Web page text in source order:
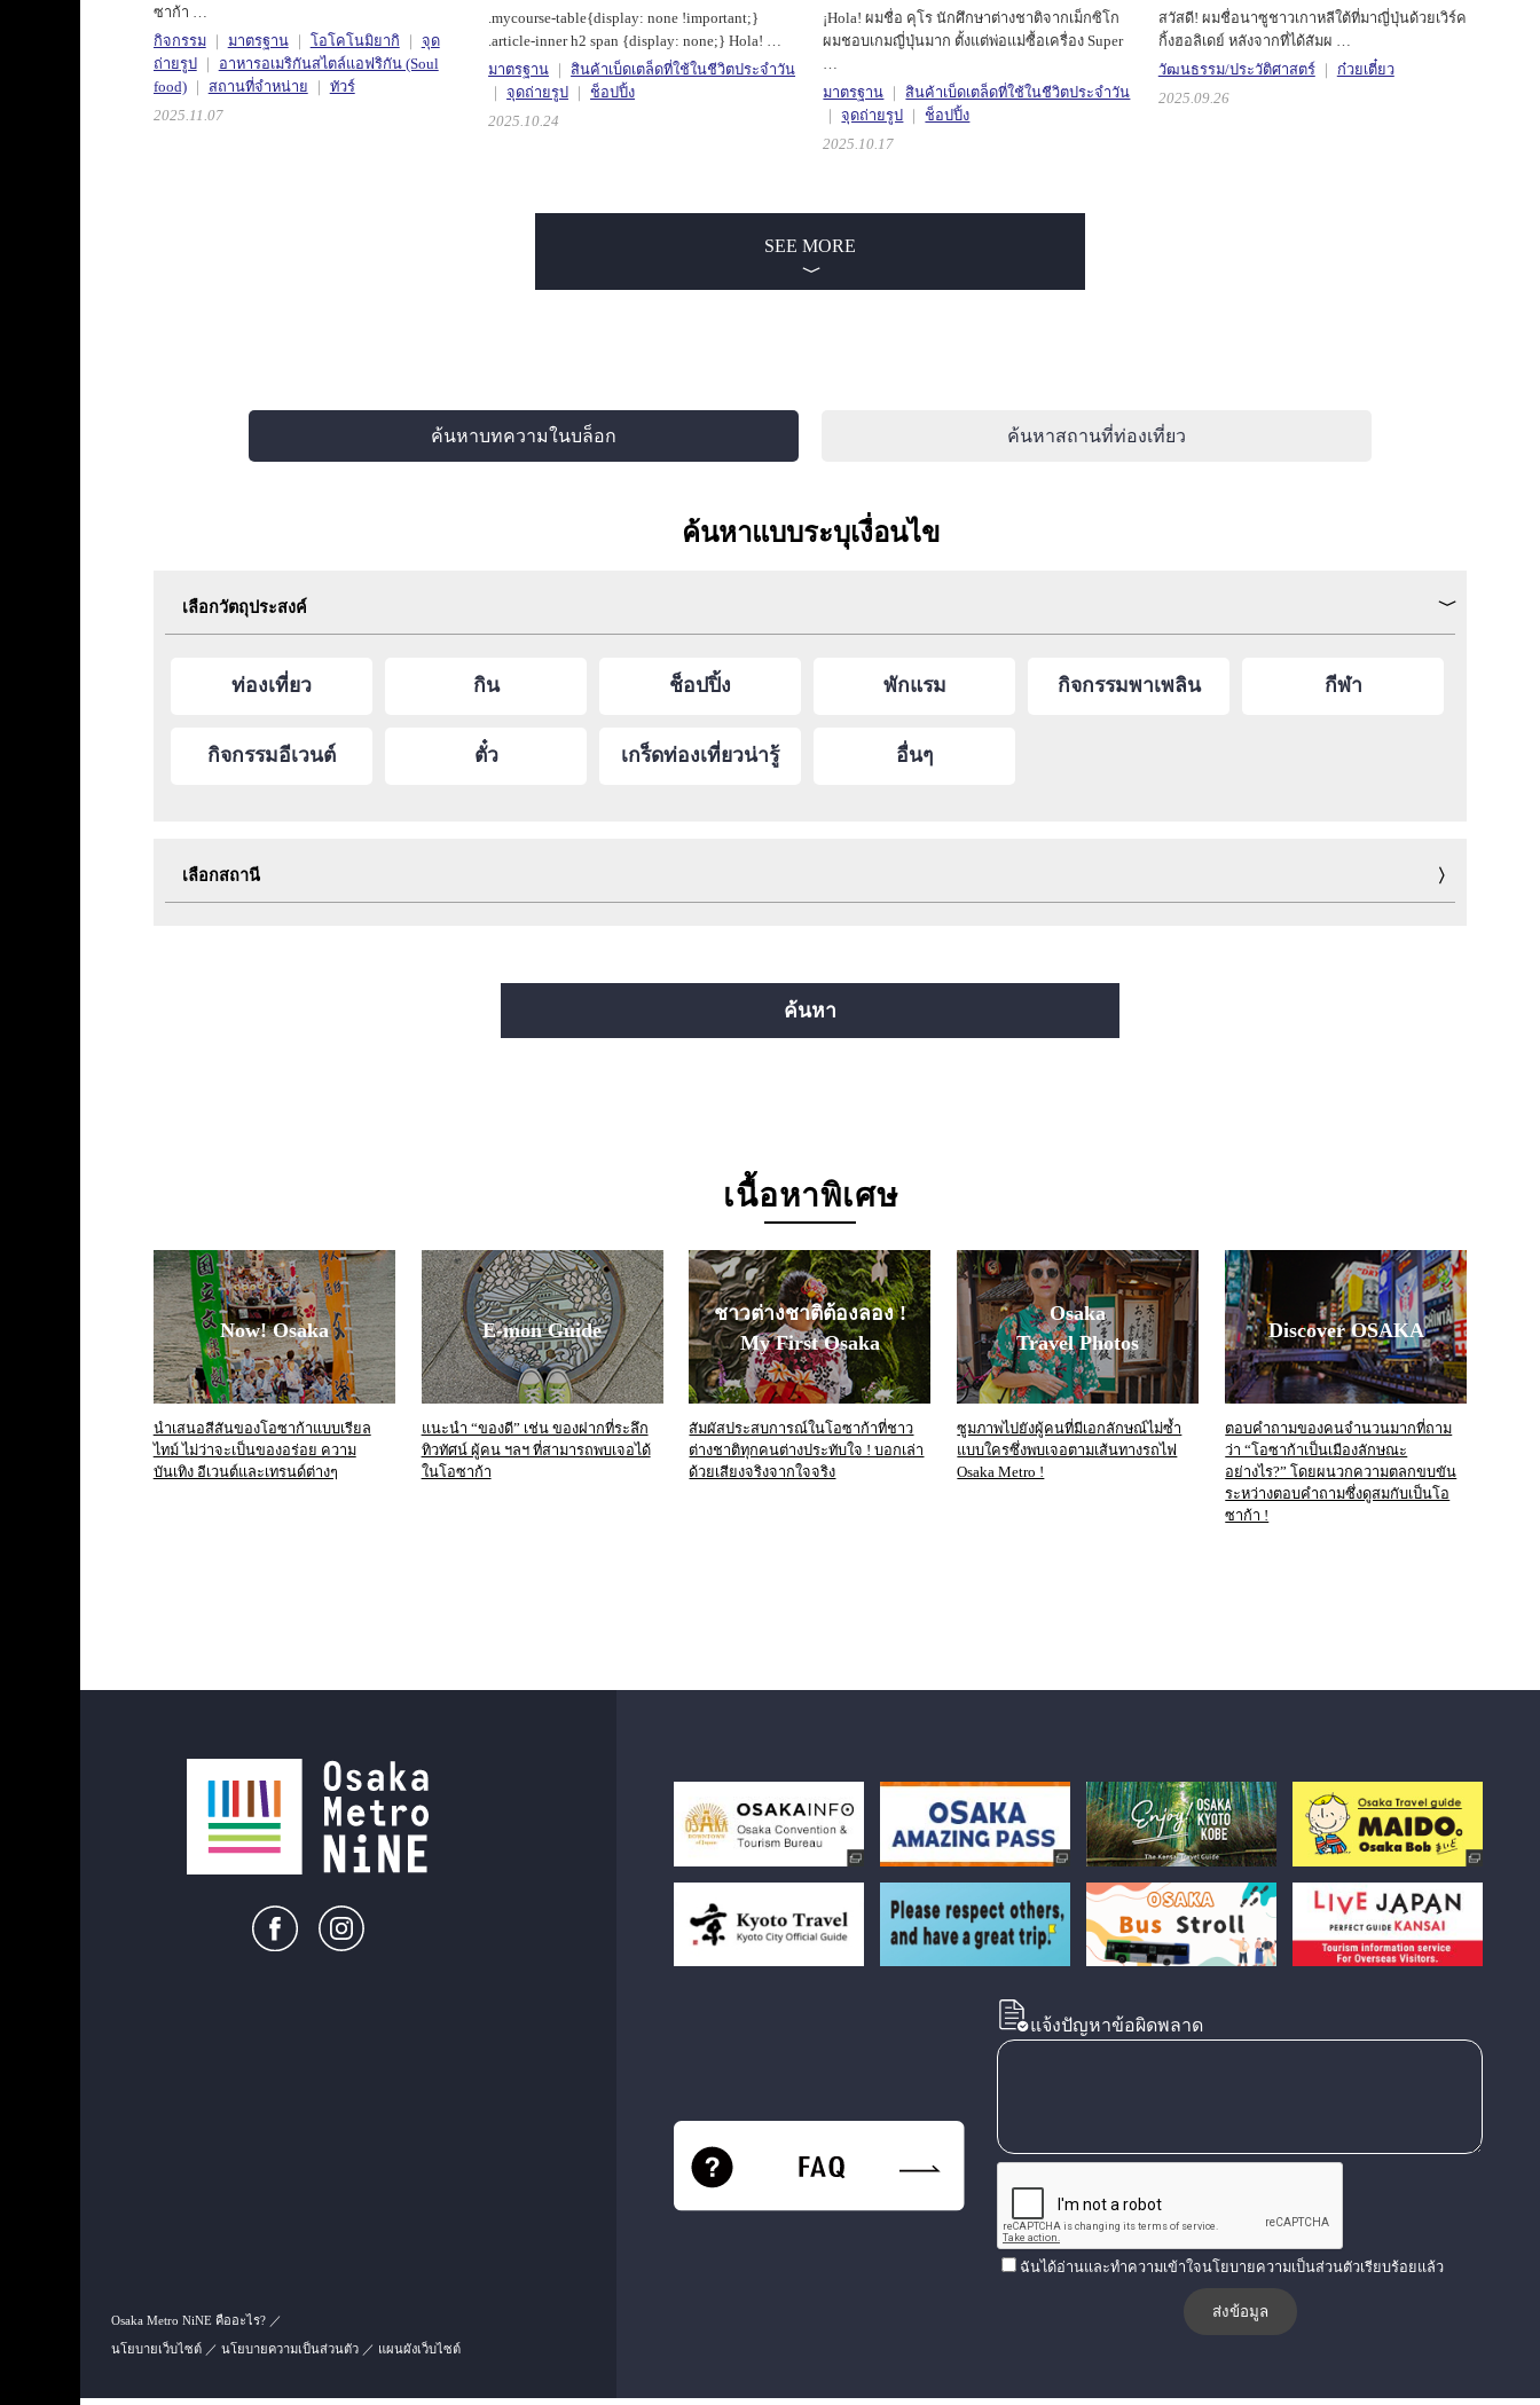
ซาก้า …
กิจกรรม
มาตรฐาน โอโคโนมิยากิ
จุด
ถ่ายรูป
อาหารอเมริกันสไตล์แอฟริกัน (Soul
food)
สถานที่จำหน่าย
ทัวร์
2025.11.07
.mycourse-table{display: none !important;}
.article-inner h2 span {display: none;} Hola! …
มาตรฐาน
สินค้าเบ็ดเตล็ดที่ใช้ในชีวิตประจำวัน
จุดถ่ายรูป
ช็อปปิ้ง
2025.10.24
¡Hola! ผมชื่อ คุโร นักศึกษาต่างชาติจากเม็กซิโก
ผมชอบเกมญี่ปุ่นมาก ตั้งแต่พ่อแม่ซื้อเครื่อง Super
…
มาตรฐาน
สินค้าเบ็ดเตล็ดที่ใช้ในชีวิตประจำวัน
จุดถ่ายรูป
ช็อปปิ้ง
2025.10.17
สวัสดี! ผมชื่อนาซูชาวเกาหลีใต้ที่มาญี่ปุ่นด้วยเวิร์ค
กิ้งฮอลิเดย์ หลังจากที่ได้สัมผ …
วัฒนธรรม/ประวัติศาสตร์
ก๋วยเตี๋ยว
2025.09.26
SEE MORE
ค้นหาบทความในบล็อก ค้นหาสถานที่ท่องเที่ยว
ค้นหาแบบระบุเงื่อนไข
เลือกวัตถุประสงค์
ท่องเที่ยว กิน ช็อปปิ้ง พักแรม กิจกรรมพาเพลิน กีฬา
กิจกรรมอีเวนต์ ตั๋ว เกร็ดท่องเที่ยวน่ารู้ อื่นๆ
เลือกสถานี
สายนากาโฮริ สึรุมิเรียคุจิ สายอิมาซาโตะซุจิ สายนิวแทรม
ค้นหา
เนื้อหาพิเศษ
Now! Osaka
นำเสนอสีสันของโอซาก้าแบบเรียล
ไทม์ ไม่ว่าจะเป็นของอร่อย ความ
บันเทิง อีเวนต์และเทรนด์ต่างๆ
E-mon Guide
แนะนำ “ของดี” เช่น ของฝากที่ระลึก
ทิวทัศน์ ผู้คน ฯลฯ ที่สามารถพบเจอได้
ในโอซาก้า
ชาวต่างชาติต้องลอง !
My First Osaka
สัมผัสประสบการณ์ในโอซาก้าที่ชาว
ต่างชาติทุกคนต่างประทับใจ ! บอกเล่า
ด้วยเสียงจริงจากใจจริง
Osaka
Travel Photos
ซูมภาพไปยังผู้คนที่มีเอกลักษณ์ไม่ซ้ำ
แบบใครซึ่งพบเจอตามเส้นทางรถไฟ
Osaka Metro !
Discover OSAKA
ตอบคำถามของคนจำนวนมากที่ถาม
ว่า “โอซาก้าเป็นเมืองลักษณะ
อย่างไร?” โดยผนวกความตลกขบขัน
ระหว่างตอบคำถามซึ่งดูสมกับเป็นโอ
ซาก้า !
แจ้งปัญหาข้อผิดพลาด
ฉันได้อ่านและทำความเข้าใจนโยบายความเป็นส่วนตัวเรียบร้อยแล้ว
Osaka Metro NiNE คืออะไร?
นโยบายเว็บไซต์ นโยบายความเป็นส่วนตัว แผนผังเว็บไซต์